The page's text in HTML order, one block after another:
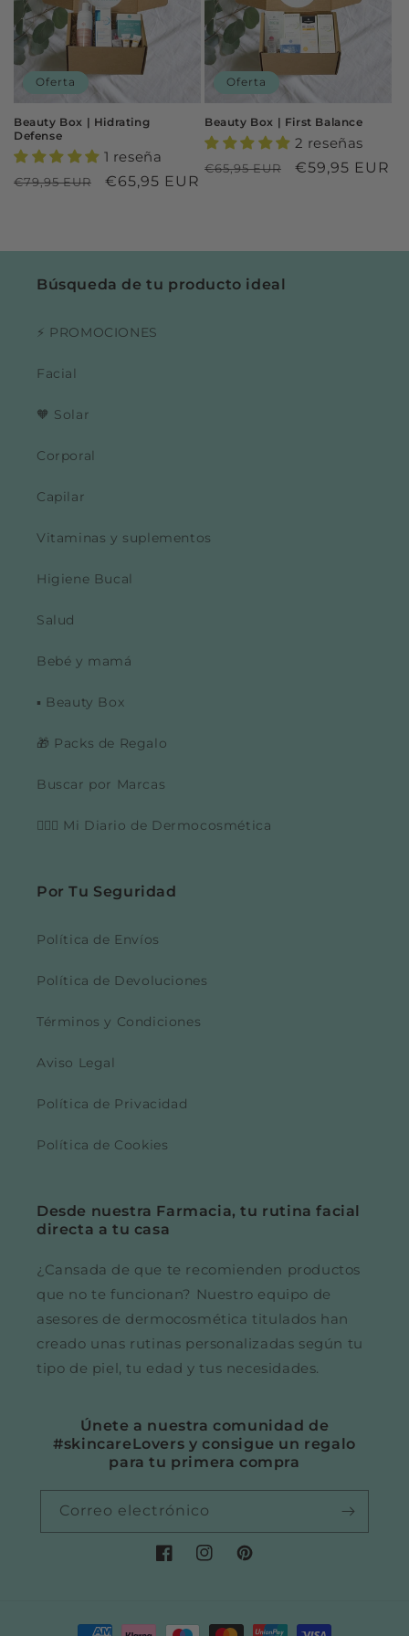
Oferta
Beauty Box | Hidrating
Defense
1 reseña
Precio
€79,95 EUR
Precio
€65,95 EUR
Oferta
Beauty Box | First Balance
2 reseñas
Precio
€65,95 EUR
Precio
€59,95 EUR
Búsqueda de tu producto ideal
⚡ PROMOCIONES
Facial
🧡 Solar
Corporal
Capilar
Vitaminas y suplementos
Higiene Bucal
Salud
Bebé y mamá
▪️ Beauty Box
🎁 Packs de Regalo
Buscar por Marcas
👩🏼‍⚕️ Mi Diario de Dermocosmética
Por Tu Seguridad
Política de Envíos
Política de Devoluciones
Términos y Condiciones
Aviso Legal
Política de Privacidad
Política de Cookies
Desde nuestra Farmacia, tu rutina facial
directa a tu casa
¿Cansada de que te recomienden productos
que no te funcionan? Nuestro equipo de
asesores de dermocosmética titulados han
creado unas rutinas personalizadas según tu
tipo de piel, tu edad y tus necesidades.
Únete a nuestra comunidad de
#skincareLovers y consigue un regalo
para tu primera compra
Correo electrónico
FacebookInstagramPinterest
Formas